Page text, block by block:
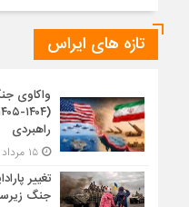
تازه های ایراس
واکاوی
راهبردی
۱۵ مرداد ۱۴۰۵ - ۱۴:۲۰
تغییر
جنگ